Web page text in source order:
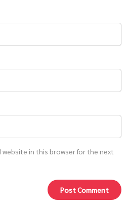
website in this browser for the next